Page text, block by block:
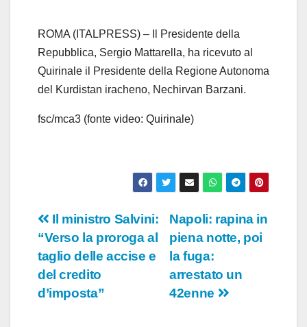
y
V
i
d
o
ROMA (ITALPRESS) – Il Presidente della
Repubblica, Sergio Mattarella, ha ricevuto al
Quirinale il Presidente della Regione Autonoma
del Kurdistan iracheno, Nechirvan Barzani.
fsc/mca3 (fonte video: Quirinale)
Navigazione
articoli
Napoli: rapina in
piena notte, poi
la fuga:
arrestato un
42enne
Il ministro Salvini:
“Verso la proroga al
taglio delle accise e
del credito
d’imposta”